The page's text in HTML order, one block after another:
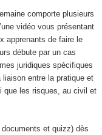
comporte plusieurs
vidéo vous présentant
apprenants de faire le
débute par un cas
juridiques spécifiques
entre la pratique et
que les risques, au civil et
et quizz) dès